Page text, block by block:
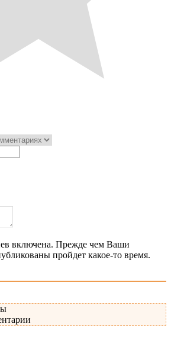
включена. Прежде чем Ваши
пройдет какое-то время.